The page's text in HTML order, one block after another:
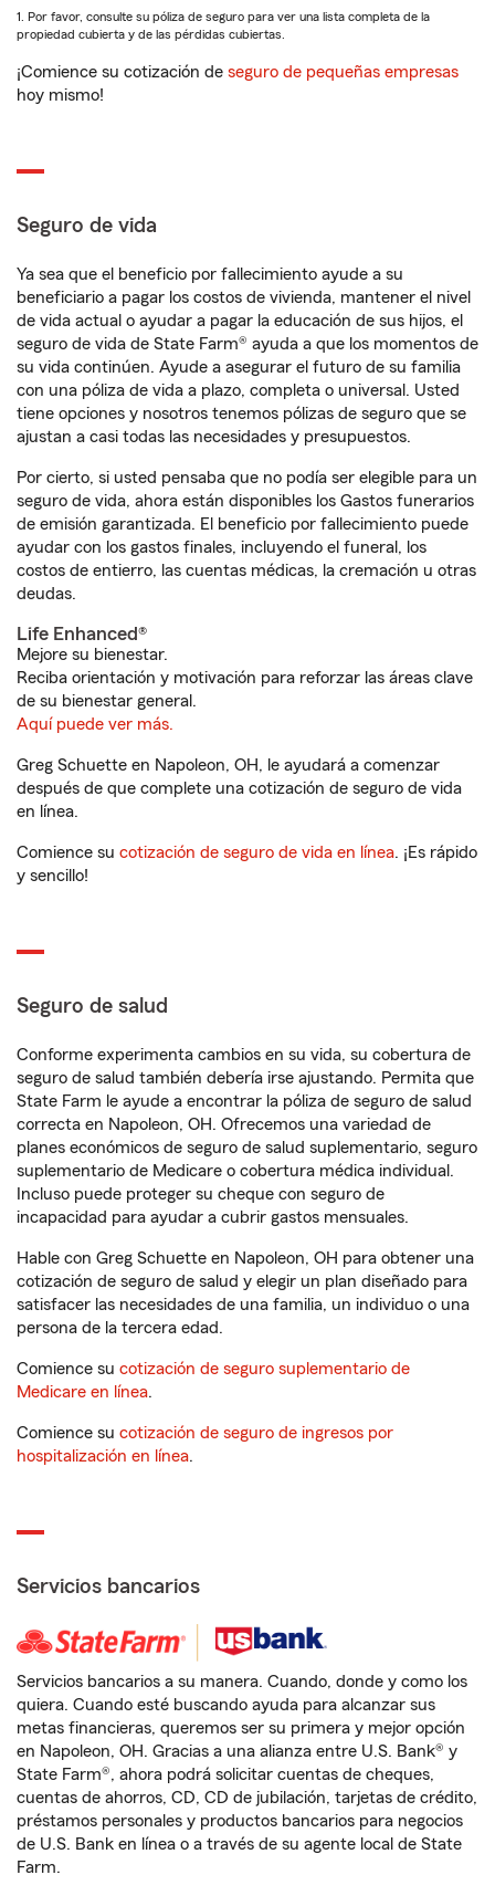
1. Por favor, consulte su póliza de seguro para ver una lista completa de la
propiedad cubierta y de las pérdidas cubiertas.
¡Comience su cotización de seguro de pequeñas empresas
hoy mismo!
Seguro de vida
Ya sea que el beneficio por fallecimiento ayude a su
beneficiario a pagar los costos de vivienda, mantener el nivel
de vida actual o ayudar a pagar la educación de sus hijos, el
seguro de vida de State Farm® ayuda a que los momentos de
su vida continúen. Ayude a asegurar el futuro de su familia
con una póliza de vida a plazo, completa o universal. Usted
tiene opciones y nosotros tenemos pólizas de seguro que se
ajustan a casi todas las necesidades y presupuestos.
Por cierto, si usted pensaba que no podía ser elegible para un
seguro de vida, ahora están disponibles los Gastos funerarios
de emisión garantizada. El beneficio por fallecimiento puede
ayudar con los gastos finales, incluyendo el funeral, los
costos de entierro, las cuentas médicas, la cremación u otras
deudas.
Life Enhanced®
Mejore su bienestar.
Reciba orientación y motivación para reforzar las áreas clave
de su bienestar general.
Aquí puede ver más.
Greg Schuette en Napoleon, OH, le ayudará a comenzar
después de que complete una cotización de seguro de vida
en línea.
Comience su cotización de seguro de vida en línea. ¡Es rápido
y sencillo!
Seguro de salud
Conforme experimenta cambios en su vida, su cobertura de
seguro de salud también debería irse ajustando. Permita que
State Farm le ayude a encontrar la póliza de seguro de salud
correcta en Napoleon, OH. Ofrecemos una variedad de
planes económicos de seguro de salud suplementario, seguro
suplementario de Medicare o cobertura médica individual.
Incluso puede proteger su cheque con seguro de
incapacidad para ayudar a cubrir gastos mensuales.
Hable con Greg Schuette en Napoleon, OH para obtener una
cotización de seguro de salud y elegir un plan diseñado para
satisfacer las necesidades de una familia, un individuo o una
persona de la tercera edad.
Comience su cotización de seguro suplementario de
Medicare en línea.
Comience su cotización de seguro de ingresos por
hospitalización en línea.
Servicios bancarios
Servicios bancarios a su manera. Cuando, donde y como los
quiera. Cuando esté buscando ayuda para alcanzar sus
metas financieras, queremos ser su primera y mejor opción
en Napoleon, OH. Gracias a una alianza entre U.S. Bank® y
State Farm®, ahora podrá solicitar cuentas de cheques,
cuentas de ahorros, CD, CD de jubilación, tarjetas de crédito,
préstamos personales y productos bancarios para negocios
de U.S. Bank en línea o a través de su agente local de State
Farm.